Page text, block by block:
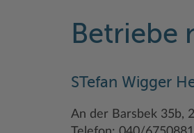
Betriebe
STefan Wigger
An der Barsbek 35b,